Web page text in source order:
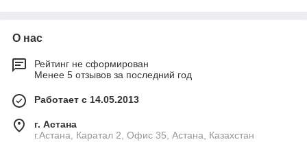
предохранения от краж и поддержания нужных
предоставляет клиентам большой ассортимент
оснащения для торговых точек различных форматов и
О нас
Рейтинг не сформирован
Менее 5 отзывов за последний год
Работает с 14.05.2013
г. Астана
г.Астана, Каратал 2, Офис 35, Астана, Казахстан